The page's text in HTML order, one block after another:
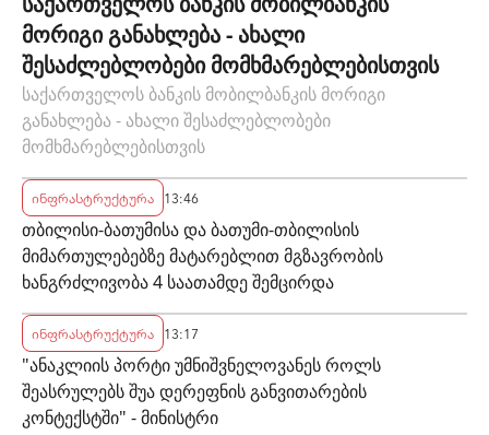
მორიგი განახლება - ახალი
შესაძლებლობები მომხმარებლებისთვის
საქართველოს ბანკის მობილბანკის მორიგი
განახლება - ახალი შესაძლებლობები
მომხმარებლებისთვის
ინფრასტრუქტურა 13:46
თბილისი-ბათუმისა და ბათუმი-თბილისის
მიმართულებებზე მატარებლით მგზავრობის
ხანგრძლივობა 4 საათამდე შემცირდა
ინფრასტრუქტურა 13:17
"ანაკლიის პორტი უმნიშვნელოვანეს როლს
შეასრულებს შუა დერეფნის განვითარების
კონტექსტში" - მინისტრი